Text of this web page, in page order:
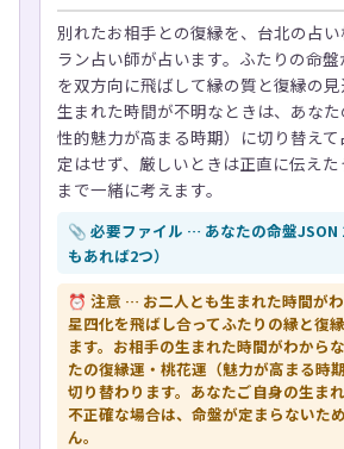
別れたお相手との復縁を、台北の占
ラン占い師が占います。ふたりの命
を双方向に飛ばして縁の質と復縁の
生まれた時間が不明なときは、あな
性的魅力が高まる時期）に切り替え
定はせず、厳しいときは正直に伝え
まで一緒に考えます。
📎 必要ファイル … あなたの命盤JSON
もあれば2つ）
⏰ 注意 … お二人とも生まれた時間が
星四化を飛ばし合ってふたりの縁と復
ます。お相手の生まれた時間がわから
たの復縁運・桃花運（魅力が高まる時
切り替わります。あなたご自身の生ま
不正確な場合は、命盤が定まらないた
ん。